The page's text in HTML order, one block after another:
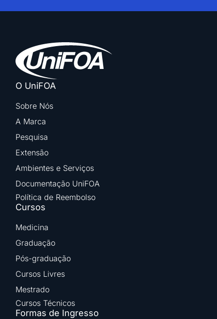
O UniFOA
Sobre Nós
A Marca
Pesquisa
Extensão
Ambientes e Serviços
Documentação UniFOA
Política de Reembolso
Cursos
Medicina
Graduação
Pós-graduação
Cursos Livres
Mestrado
Cursos Técnicos
Formas de Ingresso